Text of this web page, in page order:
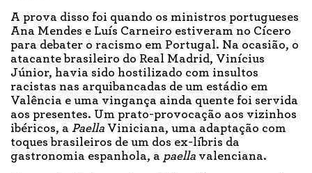
A prova disso foi quando os ministros portugueses
Ana Mendes e Luís Carneiro estiveram no Cícero
para debater o racismo em Portugal. Na ocasião, o
atacante brasileiro do Real Madrid, Vinícius
Júnior, havia sido hostilizado com insultos
racistas nas arquibancadas de um estádio em
Valência e uma vingança ainda quente foi servida
aos presentes. Um prato-provocação aos vizinhos
ibéricos, a Paella Viniciana, uma adaptação com
toques brasileiros de um dos ex-líbris da
gastronomia espanhola, a paella valenciana.